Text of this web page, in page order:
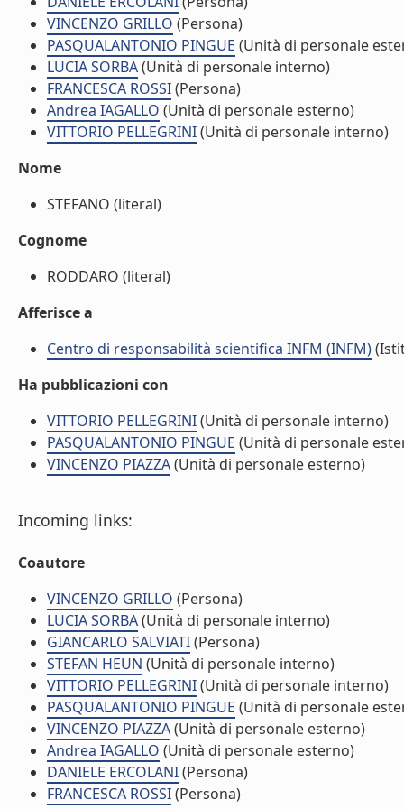
VINCENZO GRILLO (Persona)
PASQUALANTONIO PINGUE (Unità di personale
LUCIA SORBA(Unità di personale interno)
FRANCESCA ROSSI(Persona)
Andrea IAGALLO (Unità di personale esterno)
VITTORIO PELLEGRINI(Unità di personale interno)
Nome
STEFANO (literal)
Cognome
RODDARO (literal)
Afferisce a
Centro di responsabilità scientifica INFM (INFM)
Ha pubblicazioni con
VITTORIO PELLEGRINI(Unità di personale interno)
PASQUALANTONIO PINGUE (Unità di personale
VINCENZO PIAZZA(Unità di personale esterno)
Incoming links:
Coautore
VINCENZO GRILLO (Persona)
LUCIA SORBA(Unità di personale interno)
GIANCARLO SALVIATI(Persona)
STEFAN HEUN (Unità di personale interno)
VITTORIO PELLEGRINI(Unità di personale interno)
PASQUALANTONIO PINGUE (Unità di personale
VINCENZO PIAZZA(Unità di personale esterno)
Andrea IAGALLO (Unità di personale esterno)
DANIELE ERCOLANI(Persona)
FRANCESCA ROSSI(Persona)